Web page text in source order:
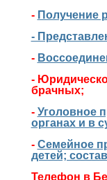
- Получение
-
-
-
брачных;
- Уголовное
органах и в
- Семейное
детей;
Телефон в